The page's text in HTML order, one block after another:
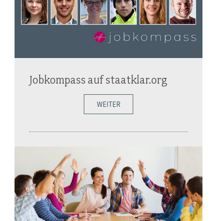
Jobkompass auf staatklar.org
WEITER